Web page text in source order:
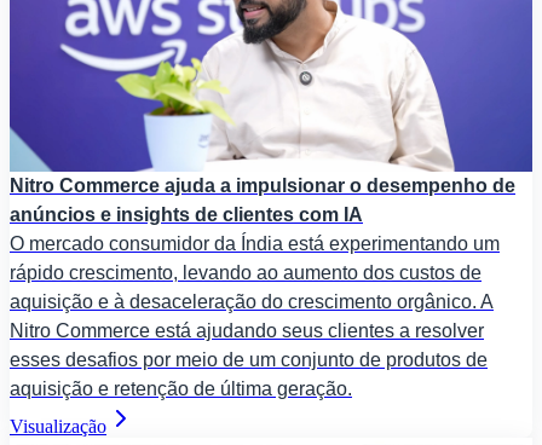
Nitro Commerce ajuda a impulsionar o desempenho de
anúncios e insights de clientes com IA
O mercado consumidor da Índia está experimentando um
rápido crescimento, levando ao aumento dos custos de
aquisição e à desaceleração do crescimento orgânico. A
Nitro Commerce está ajudando seus clientes a resolver
esses desafios por meio de um conjunto de produtos de
aquisição e retenção de última geração.
Visualização